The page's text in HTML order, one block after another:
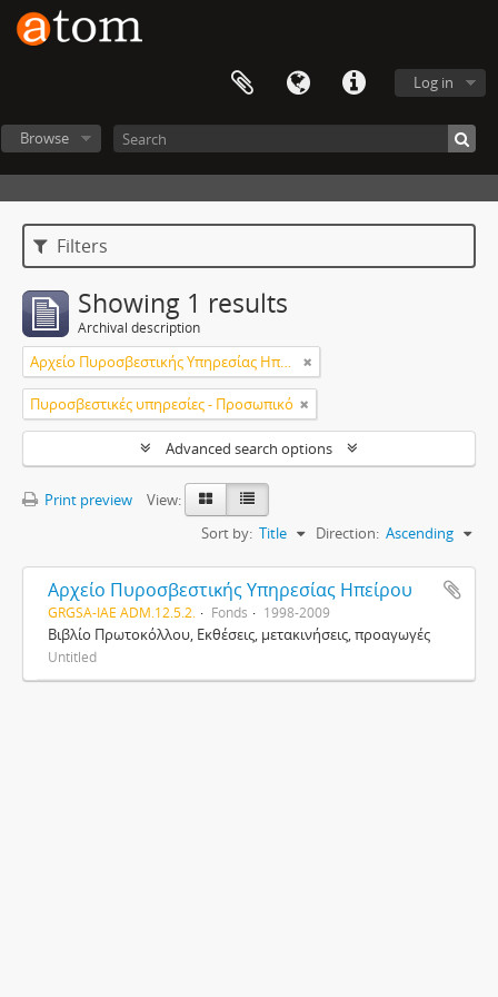
Log in
Browse
Filters
Showing 1 results
Archival description
Αρχείο Πυροσβεστικής Υπηρεσίας Ηπείρου
Πυροσβεστικές υπηρεσίες - Προσωπικό
Advanced search options
Print preview
View:
Sort by: Title Direction: Ascending
Αρχείο Πυροσβεστικής Υπηρεσίας Ηπείρου
GRGSA-IAE ADM.12.5.2. Fonds 1998-2009
Βιβλίο Πρωτοκόλλου, Εκθέσεις, μετακινήσεις, προαγωγές
Untitled